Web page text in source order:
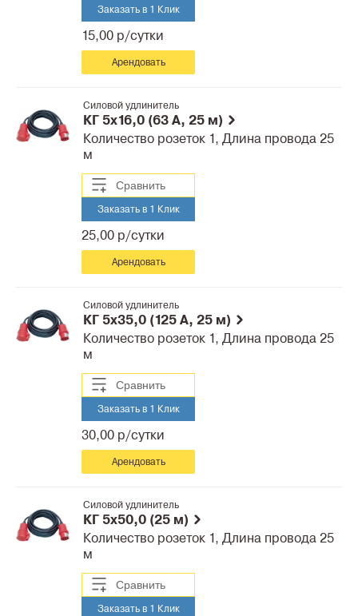
Арендовать
15,00 р/сутки
Заказать в 1 Клик
Силовой удлинитель
КГ 5x16,0 (63 А, 25 м)
Количество розеток 1, Длина провода 25
м
Арендовать
25,00 р/сутки
Заказать в 1 Клик
Сравнить
Силовой удлинитель
КГ 5x35,0 (125 А, 25 м)
Количество розеток 1, Длина провода 25
м
Арендовать
30,00 р/сутки
Заказать в 1 Клик
Сравнить
Силовой удлинитель
КГ 5x50,0 (25 м)
Количество розеток 1, Длина провода 25
м
Заказать в 1 Клик
Сравнить